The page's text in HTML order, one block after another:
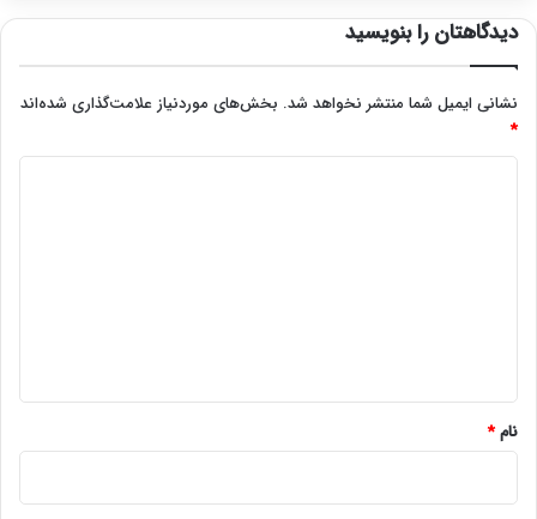
دیدگاهتان را بنویسید
نشانی ایمیل شما منتشر نخواهد شد. بخش‌های موردنیاز علامت‌گذاری شده‌اند
*
نام*